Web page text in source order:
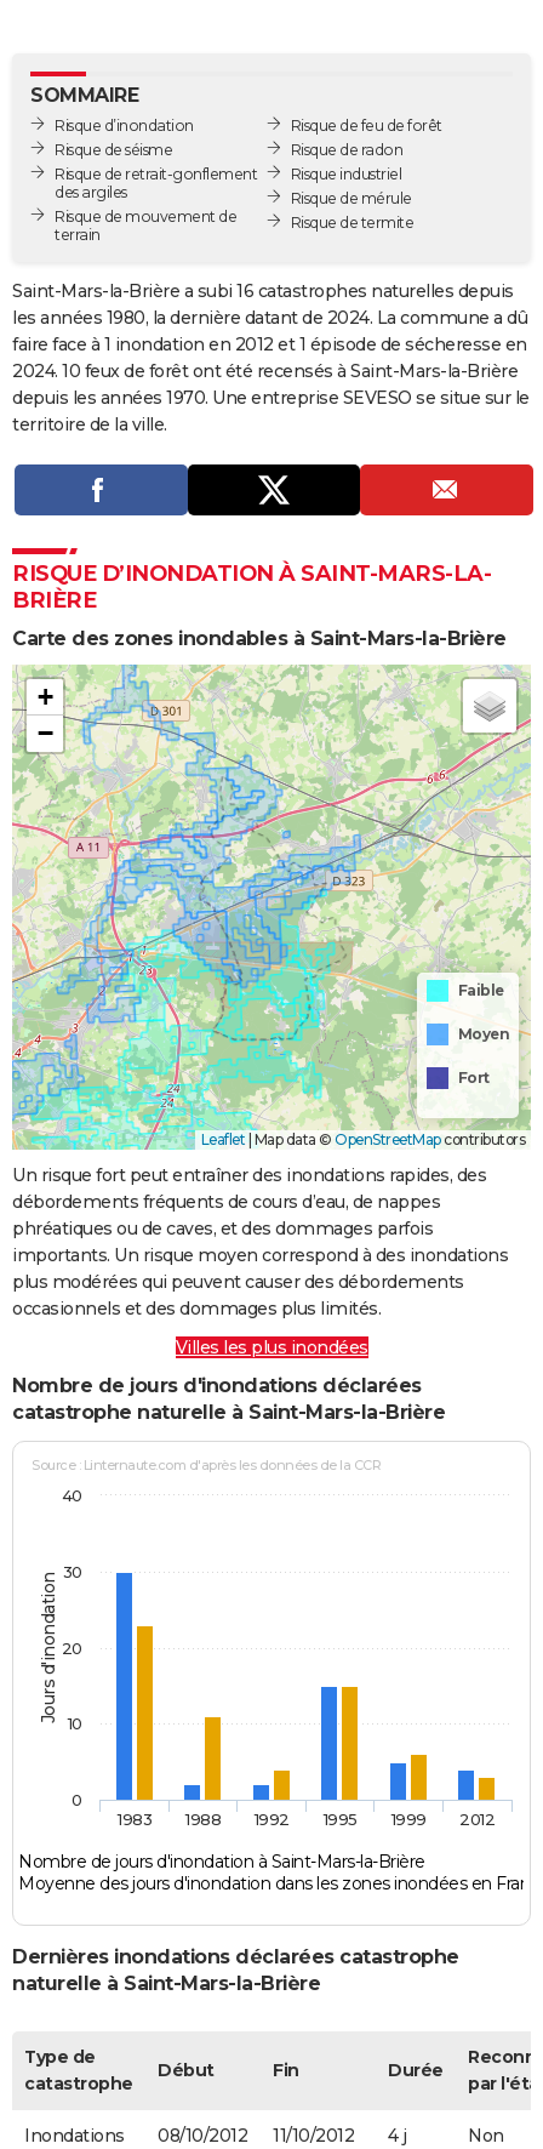
GUIDES D'ACHAT
BONS PLANS
CARTE DE VOEUX
Carte de Noël
Carte Bonne année
Carte Saint-Valentin
Carte Pâques
Carte d'anniversaire
DICTIONNAIRE
COPAINS D'AVANT
S'inscrire
Se connecter
Lycées
Collèges
Primaires
Universités
Entreprises
Service militaire
Avis de recherche
AVIS DE DÉCÈS
FORUM
Bricolage
Lifestyle
Culture
Sport
Auto
Television
Voyage
Cinema
SOMMAIRE
Risque d’inondation
Risque de séisme
Risque de retrait-gonflement
des argiles
Risque de mouvement de
terrain
Risque de feu de forêt
Risque de radon
Risque industriel
Risque de mérule
Risque de termite
Saint-Mars-la-Brière a subi 16 catastrophes naturelles depuis
les années 1980, la dernière datant de 2024. La commune a dû
faire face à 1 inondation en 2012 et 1 épisode de sécheresse en
2024. 10 feux de forêt ont été recensés à Saint-Mars-la-Brière
depuis les années 1970. Une entreprise SEVESO se situe sur le
territoire de la ville.
RISQUE D’INONDATION À SAINT-MARS-LA-
BRIÈRE
Carte des zones inondables à Saint-Mars-la-Brière
+
−
Faible
Moyen
Fort
Leaflet |Map data © OpenStreetMapcontributors
Un risque fort peut entraîner des inondations rapides, des
débordements fréquents de cours d’eau, de nappes
phréatiques ou de caves, et des dommages parfois
importants. Un risque moyen correspond à des inondations
plus modérées qui peuvent causer des débordements
occasionnels et des dommages plus limités.
Villes les plus inondées
Nombre de jours d'inondations déclarées
catastrophe naturelle à Saint-Mars-la-Brière
Jours d'inondation
Source : Linternaute.com d'après les données de la CCR
Nombre de jours d'inondation à Saint-Mars-la-Brière
Moyenne des jours d'inondation dans les zones inondées en
1983 1988 1992 1995 1999 2012
0
10
20
30
40
Dernières inondations déclarées catastrophe
naturelle à Saint-Mars-la-Brière
Type de
catastrophe
Début Fin Durée
par
Inondations
08/10/2012 11/10/2012 4 j Non